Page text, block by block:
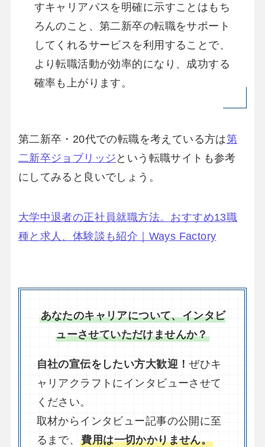
すキャリアパスを明確に示すことはもち
ろんのこと、第二新卒の転職をサポート
してくれるサービスを利用することで、
より転職活動が効率的になり、成功する
確率も上がります。
第二新卒・20代での転職を考えている方は第
二新卒ジョブリッジ という転職サイトも参考
にしてみると良いでしょう。
大学中退者の正社員就職方法。おすすめ13職
種と求人、体験談も紹介｜Ways Factory
あなたのキャリアについて、インタビ
ューさせていただけませんか？
自社の宣伝をしたい方大歓迎！ぜひキ
ャリアクラフトにインタビューさせて
ください。
取材からインタビュー記事の公開に至
るまで、費用は一切かかりません。